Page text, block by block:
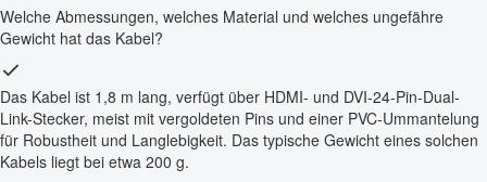
Welche Abmessungen, welches Material und welches ungefähre
Gewicht hat das Kabel?
Das Kabel ist 1,8 m lang, verfügt über HDMI- und DVI-24-Pin-Dual-
Link-Stecker, meist mit vergoldeten Pins und einer PVC-Ummantelung
für Robustheit und Langlebigkeit. Das typische Gewicht eines solchen
Kabels liegt bei etwa 200 g.